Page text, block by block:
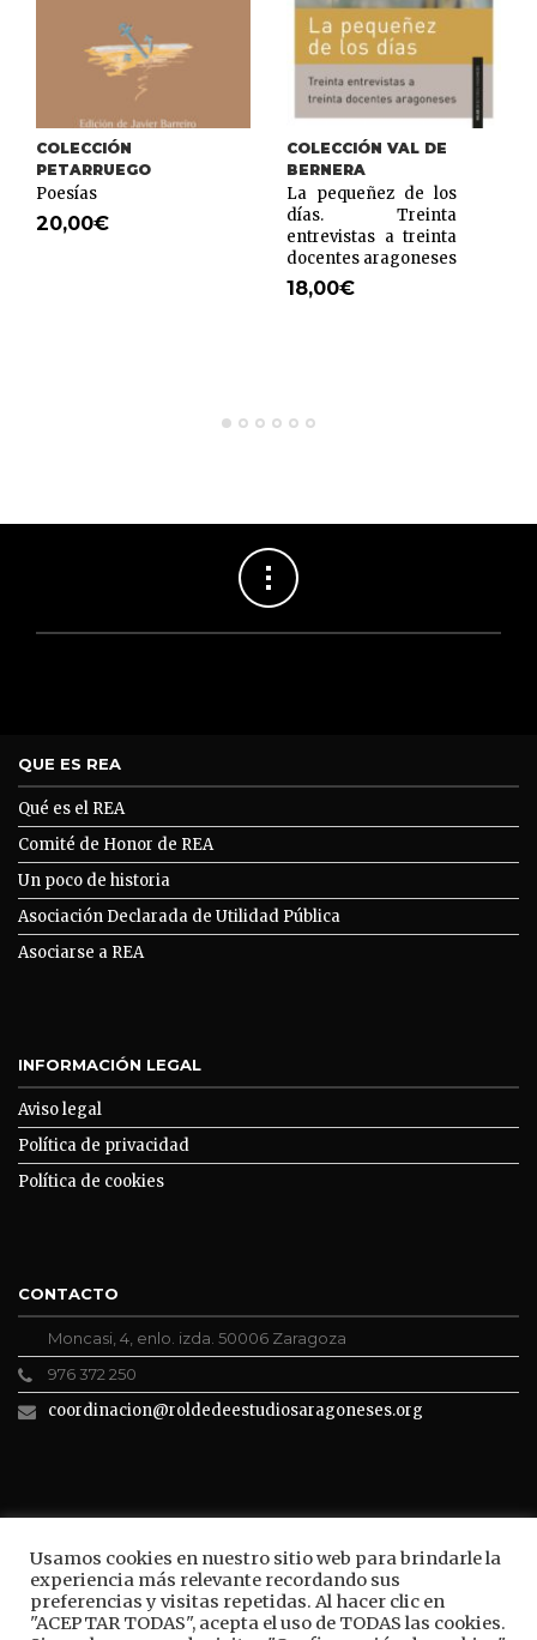
COLECCIÓN
PETARRUEGO
Poesías
20,00€
COLECCIÓN VAL DE
BERNERA
La pequeñez de los
días. Treinta
entrevistas a treinta
docentes aragoneses
18,00€
Usamos cookies en nuestro sitio web para brindarle la
experiencia más relevante recordando sus
preferencias y visitas repetidas. Al hacer clic en
"ACEPTAR TODAS", acepta el uso de TODAS las cookies.
QUE ES REA
Qué es el REA
Comité de Honor de REA
Un poco de historia
Asociación Declarada de Utilidad Pública
Asociarse a REA
INFORMACIÓN LEGAL
Aviso legal
Política de privacidad
Política de cookies
CONTACTO
Moncasi, 4, enlo. izda. 50006 Zaragoza
976 372 250
coordinacion@roldedeestudiosaragoneses.org
ROLDE CONECTA